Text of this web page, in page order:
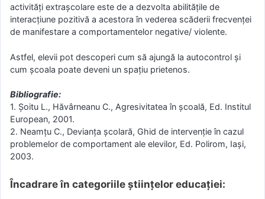
activități extrașcolare este de a dezvolta abilitățile de
interacțiune pozitivă a acestora în vederea scăderii frecvenței
de manifestare a comportamentelor negative/ violente.
Astfel, elevii pot descoperi cum să ajungă la autocontrol și
cum școala poate deveni un spațiu prietenos.
Bibliografie:
1. Șoitu L., Hăvârneanu C., Agresivitatea în școală, Ed. Institul
European, 2001.
2. Neamțu C., Devianța școlară, Ghid de intervenție în cazul
problemelor de comportament ale elevilor, Ed. Polirom, Iași,
2003.
Încadrare în categoriile științelor educației: